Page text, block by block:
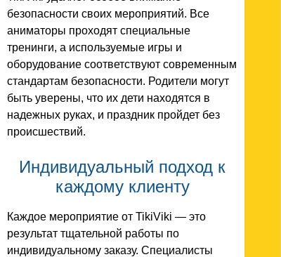
безопасности своих мероприятий. Все
аниматоры проходят специальные
тренинги, а используемые игры и
оборудование соответствуют современным
стандартам безопасности. Родители могут
быть уверены, что их дети находятся в
надежных руках, и праздник пройдет без
происшествий.
Индивидуальный подход к
каждому клиенту
Каждое мероприятие от TikiViki — это
результат тщательной работы по
индивидуальному заказу. Специалисты